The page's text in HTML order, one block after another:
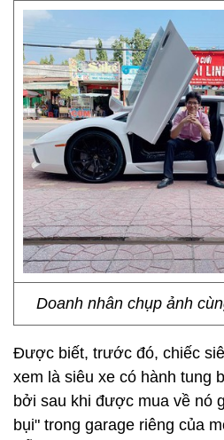
Doanh nhân chụp ảnh
Được biết, trước đó, chiếc
xem là siêu xe có hành tung
bởi sau khi được mua về nó
bụi" trong garage riêng của